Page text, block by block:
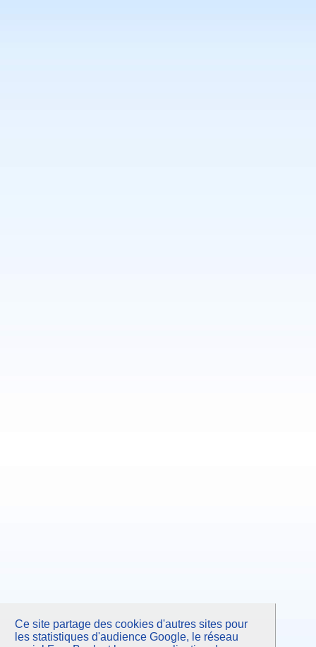
Ce site partage des cookies d'autres sites pour
les statistiques d'audience Google, le réseau